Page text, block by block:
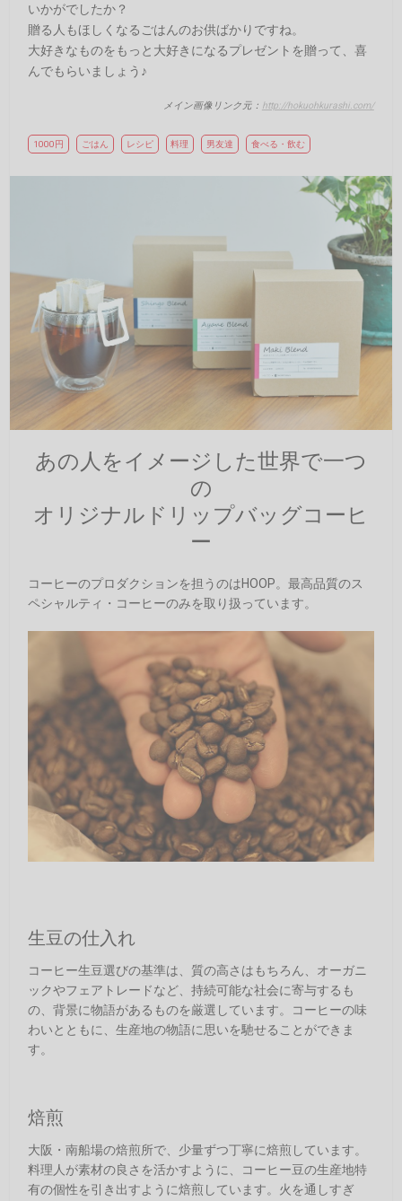
いかがでしたか？
贈る人もほしくなるごはんのお供ばかりですね。
大好きなものをもっと大好きになるプレゼントを贈って、喜
んでもらいましょう♪
メイン画像リンク元： http://hokuohkurashi.com/
1000円 ごはん レシピ 料理 男友達 食べる・飲む
あの人をイメージした世界で一つ
の
オリジナルドリップバッグコーヒ
ー
コーヒーのプロダクションを担うのはHOOP。最高品質のス
ペシャルティ・コーヒーのみを取り扱っています。
生豆の仕入れ
コーヒー生豆選びの基準は、質の高さはもちろん、オーガニ
ックやフェアトレードなど、持続可能な社会に寄与するも
の、背景に物語があるものを厳選しています。コーヒーの味
わいとともに、生産地の物語に思いを馳せることができま
す。
焙煎
大阪・南船場の焙煎所で、少量ずつ丁寧に焙煎しています。
料理人が素材の良さを活かすように、コーヒー豆の生産地特
有の個性を引き出すように焙煎しています。火を通しすぎ